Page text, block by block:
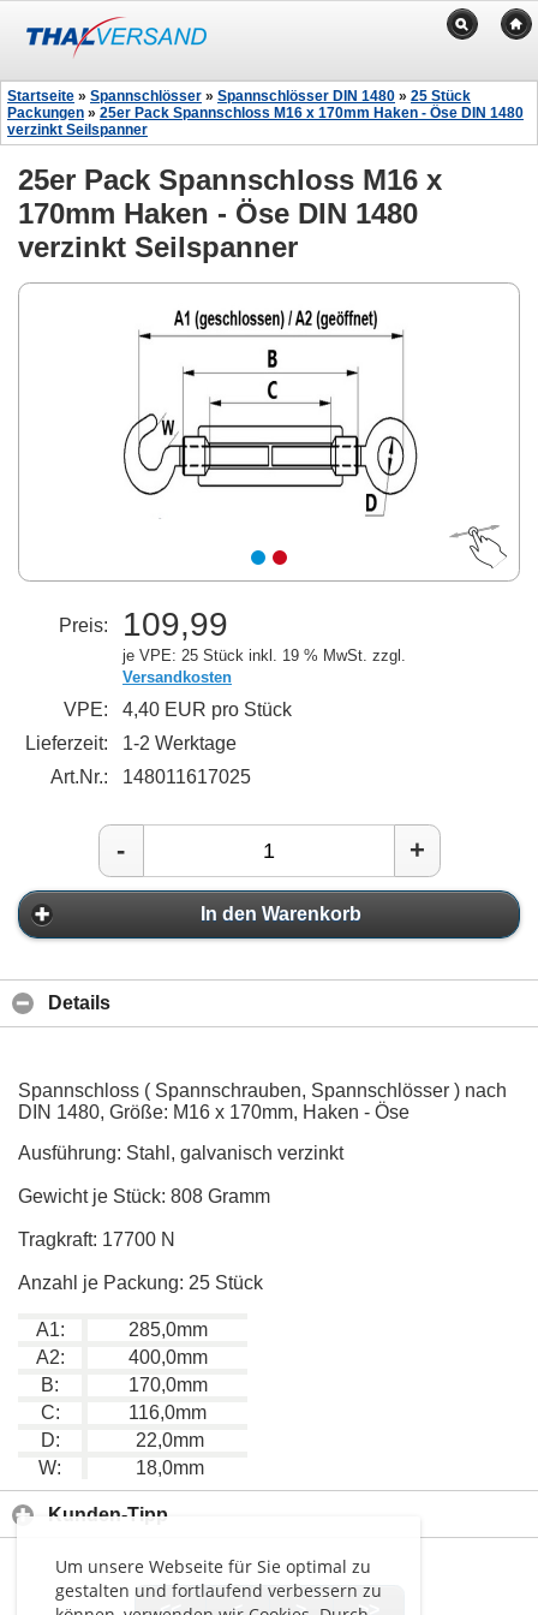
Um unsere Webseite für Sie optimal zu
gestalten und fortlaufend verbessern zu
Startseite » Spannschlösser » Spannschlösser DIN 1480 » 25 Stück
Packungen » 25er Pack Spannschloss M16 x 170mm Haken - Öse DIN 1480
verzinkt Seilspanner
25er Pack Spannschloss M16 x
170mm Haken - Öse DIN 1480
verzinkt Seilspanner
Preis: 109,99
je VPE: 25 Stück inkl. 19 % MwSt. zzgl.
Versandkosten
VPE:
4,40 EUR pro Stück
Lieferzeit:
1-2 Werktage
Art.Nr.:
148011617025
- +
In den Warenkorb
Details
Spannschloss ( Spannschrauben, Spannschlösser ) nach
DIN 1480, Größe: M16 x 170mm, Haken - Öse
Ausführung: Stahl, galvanisch verzinkt
Gewicht je Stück: 808 Gramm
Tragkraft: 17700 N
Anzahl je Packung: 25 Stück
A1:
285,0mm
A2:
400,0mm
B:
170,0mm
C:
116,0mm
D:
22,0mm
W:
18,0mm
Kunden-Tipp
<< < > >>